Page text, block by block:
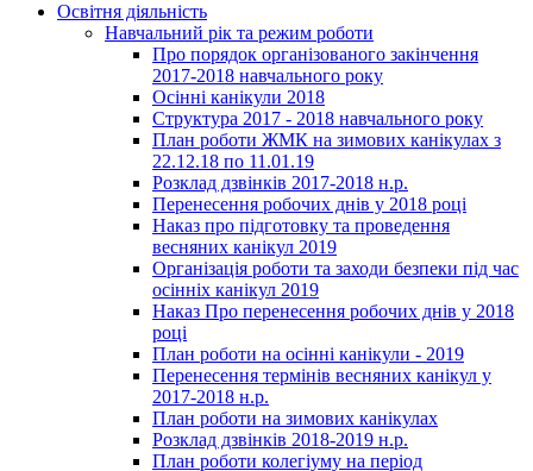
Освітня діяльність
Навчальний рік та режим роботи
Про порядок організованого закінчення
2017-2018 навчального року
Осінні канікули 2018
Структура 2017 - 2018 навчального року
План роботи ЖМК на зимових канікулах з
22.12.18 по 11.01.19
Розклад дзвінків 2017-2018 н.р.
Перенесення робочих днів у 2018 році
Наказ про підготовку та проведення
весняних канікул 2019
Організація роботи та заходи безпеки під час
осінніх канікул 2019
Наказ Про перенесення робочих днів у 2018
році
План роботи на осінні канікули - 2019
Перенесення термінів весняних канікул у
2017-2018 н.р.
План роботи на зимових канікулах
Розклад дзвінків 2018-2019 н.р.
План роботи колегіуму на період